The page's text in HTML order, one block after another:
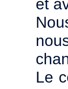
et
Le